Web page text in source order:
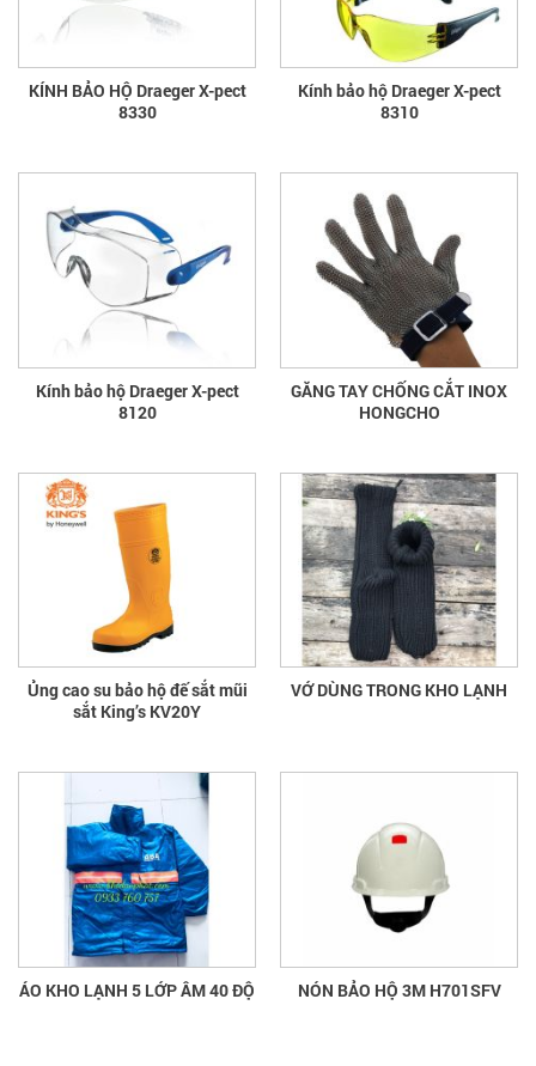
KÍNH BẢO HỘ Draeger X-pect
8330
Kính bảo hộ Draeger X-pect
8310
Kính bảo hộ Draeger X-pect
8120
GĂNG TAY CHỐNG CẮT INOX
HONGCHO
Ủng cao su bảo hộ đế sắt mũi
sắt King’s KV20Y
VỚ DÙNG TRONG KHO LẠNH
ÁO KHO LẠNH 5 LỚP ÂM 40 ĐỘ NÓN BẢO HỘ 3M H701SFV